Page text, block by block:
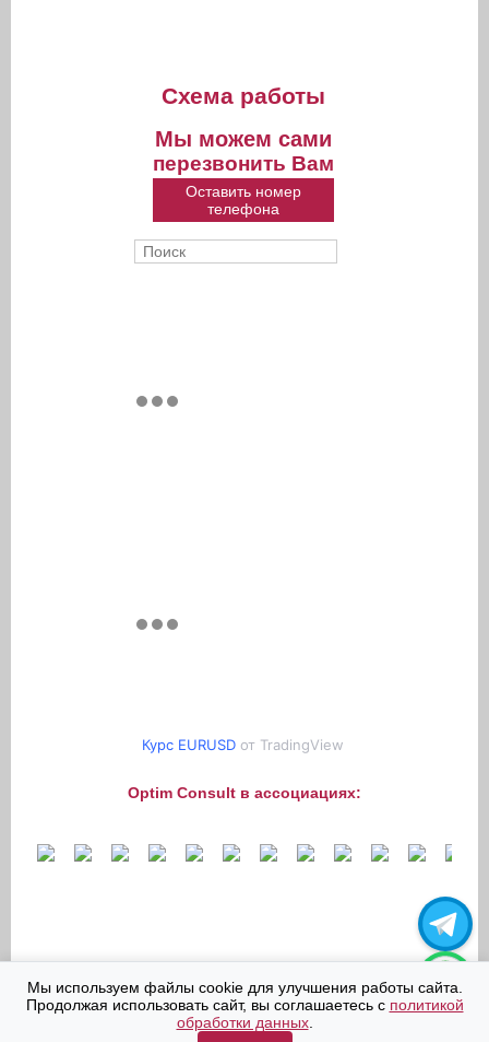
Схема работы
Мы можем сами
перезвонить Вам
Оставить номер
телефона
Форма поиска
Поиск
Курс EURUSD от TradingView
Optim Consult в ассоциациях:
© "Optim Consult International Limited" 2006-2026
Мы используем файлы cookie для улучшения работы сайта.
Продолжая использовать сайт, вы соглашаетесь с политикой
обработки данных.